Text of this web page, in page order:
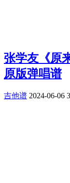
张学友《原
原版弹唱谱
吉他谱 2024-06-06